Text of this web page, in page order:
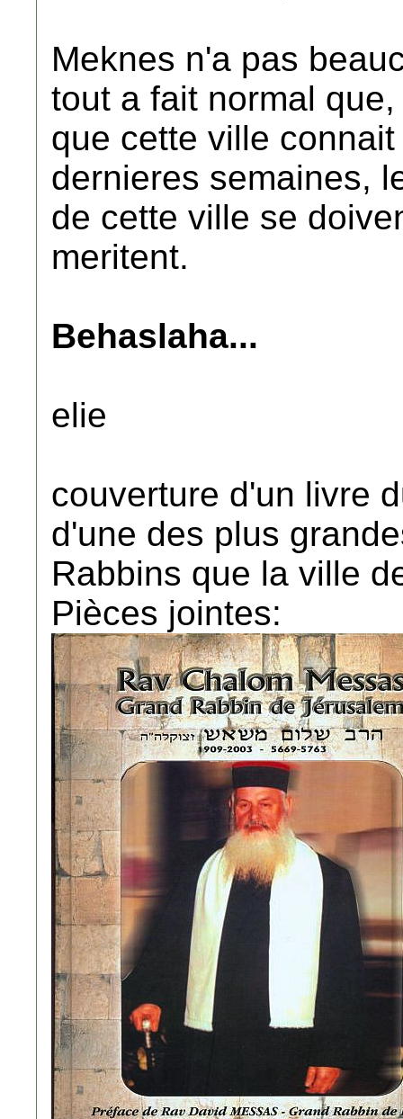
Meknes n'a pas
tout a fait normal
que cette ville
dernieres semaines,
de cette ville se
meritent.
Behaslaha...
elie
couverture d'un livre
d'une des plus
Rabbins que la ville
Pièces jointes: